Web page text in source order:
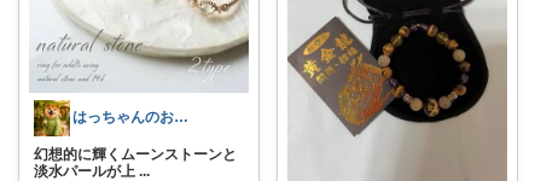
はっちゃんのお店😋
幻想的に輝くムーンストーンと
淡水パールが上 ...